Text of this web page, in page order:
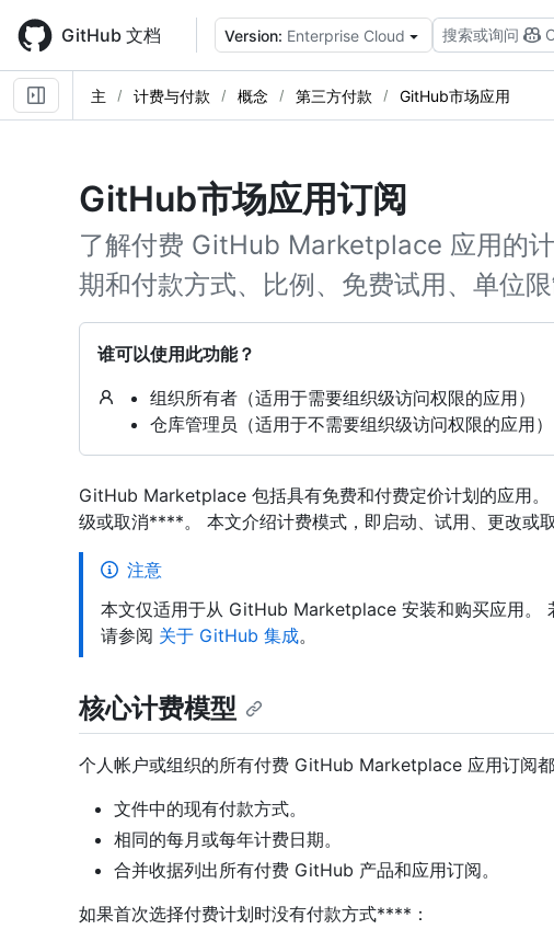
main
content
GitHub 文档 Version: Enterprise Cloud 搜索或询问
主 计费与付款 概念 第三方付款 GitHub市场应用
GitHub市场应用订阅
了解付费 GitHub Marketplace 应用的
期和付款方式、比例、免费试用、单位限
谁可以使用此功能？
组织所有者（适用于需要组织级访问权限的应用）
仓库管理员（适用于不需要组织级访问权限的应用）
GitHub Marketplace 包括具有免费和付费定价计划的应用
级或取消****。 本文介绍计费模式，即启动、试用、更改或
注意
本文仅适用于从 GitHub Marketplace 安装和购买应用。
请参阅 关于 GitHub 集成。
核心计费模型
个人帐户或组织的所有付费 GitHub Marketplace 应用订阅都
文件中的现有付款方式。
相同的每月或每年计费日期。
合并收据列出所有付费 GitHub 产品和应用订阅。
如果首次选择付费计划时没有付款方式****：